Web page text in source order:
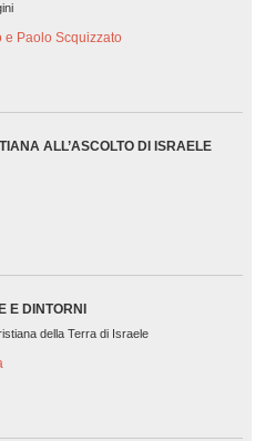
e Paolo Scquizzato
ALL’ASCOLTO DI ISRAELE
E DINTORNI
della Terra di Israele